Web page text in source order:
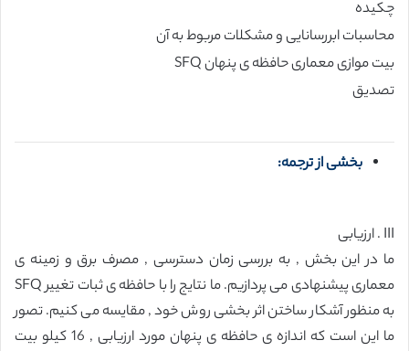
چکیده
محاسبات ابررسانایی و مشکلات مربوط به آن
بیت موازی معماری حافظه ی پنهان SFQ
تصدیق
بخشی از ترجمه:
III . ارزیابی
ما در این بخش , به بررسی زمان دسترسی , مصرف برق و زمینه ی
معماری پیشنهادی می پردازیم. ما نتایج را با حافظه ی ثبات تغییر SFQ
به منظور آشکار ساختن اثر بخشی روش خود , مقایسه می کنیم. تصور
ما این است که اندازه ی حافظه ی پنهان مورد ارزیابی , 16 کیلو بیت